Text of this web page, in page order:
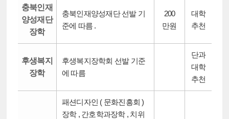
충북인재
양성재단
장학
충북인재양성재단 선발 기
준에 따름 .
200
만원
대학
추천
후생복지
장학
후생복지장학회 선발 기준
에 따름
단과
대학
추천
패션디자인 ( 문화진흥회 )
장학 , 간호학과장학 , 치위